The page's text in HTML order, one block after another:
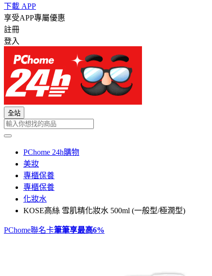
下載 APP
享受APP專屬優惠
註冊
登入
全站
PChome 24h購物
美妝
專櫃保養
專櫃保養
化妝水
KOSE高絲 雪肌精化妝水 500ml (一般型/極潤型)
PChome聯名卡筆筆享最高6%